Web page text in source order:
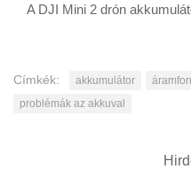
A DJI Mini 2 drón
Címkék: akkumulátor
problémák az akkuval